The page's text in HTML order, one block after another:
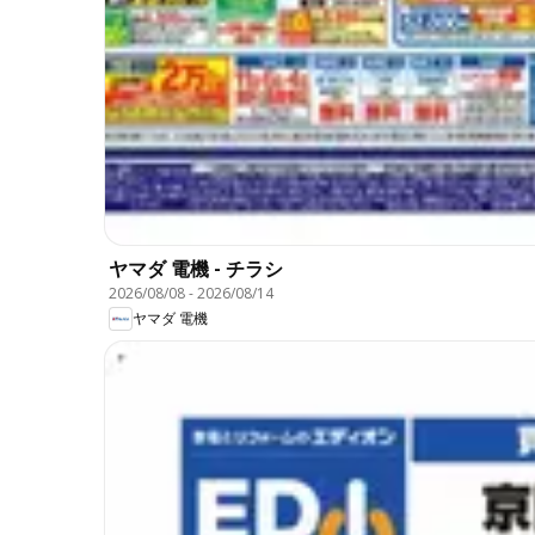
ヤマダ 電機 - チラシ
2026/08/08-2026/08/14
ヤマダ 電機